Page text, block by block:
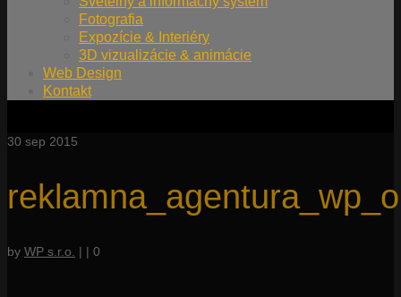
Fotografia
Expozície & Interiéry
3D vizualizácie & animácie
Web Design
Kontakt
30 sep 2015
by WP s.r.o. | | 0